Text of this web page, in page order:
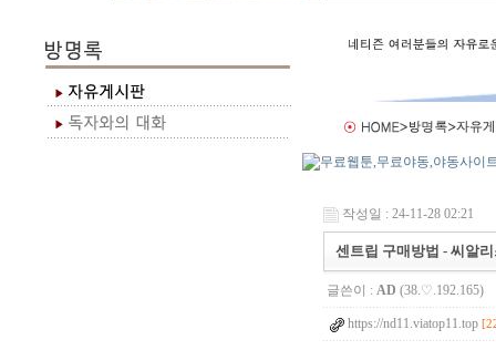
작성일 : 24-11-28 02:21
센트립 구매방법 - 씨알
글쓴이 : AD (38.♡.192.165)
https://nd11.viatop11.top